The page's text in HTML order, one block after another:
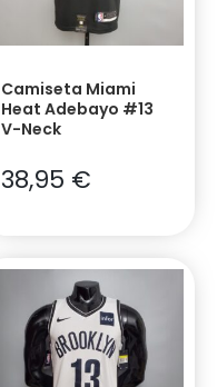
Camiseta Miami
Heat Adebayo #13
V-Neck
38,95 €